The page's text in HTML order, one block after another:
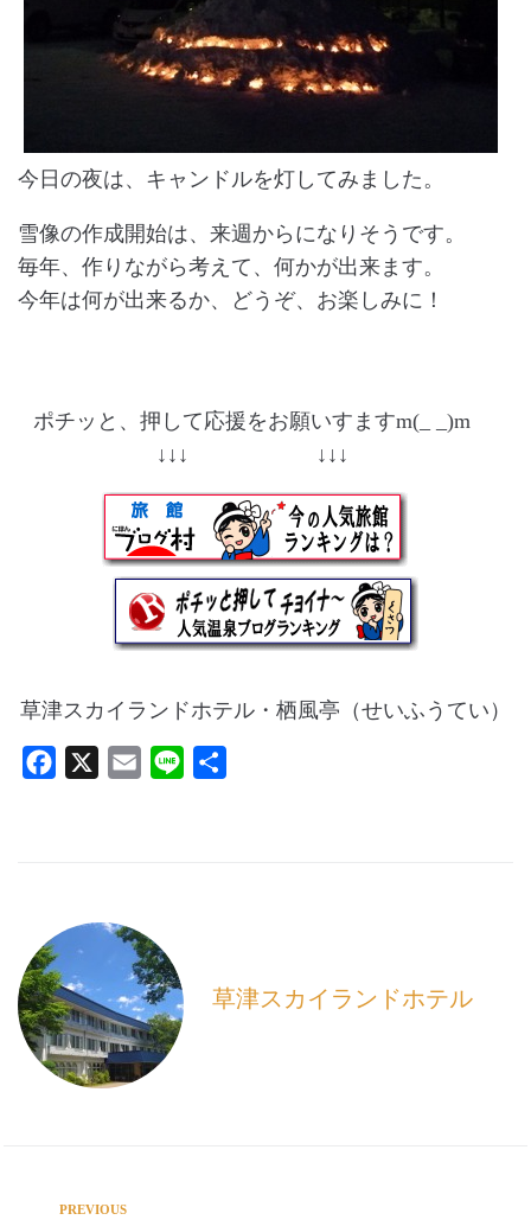
今日の夜は、キャンドルを灯してみました。
雪像の作成開始は、来週からになりそうです。
毎年、作りながら考えて、何かが出来ます。
今年は何が出来るか、どうぞ、お楽しみに！
ポチッと、押して応援をお願いすますm(_ _)m
↓↓↓ ↓↓↓
草津スカイランドホテル・栖風亭（せいふうてい）
o
o
k
草津スカイランドホテル
PREVIOUS